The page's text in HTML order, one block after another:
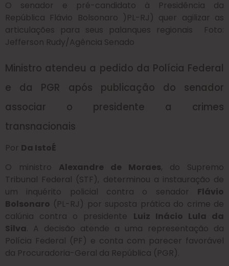
O senador e pré-candidato à Presidência da
República Flávio Bolsonaro )PL-RJ) quer agilizar as
articulações para seus palanques regionais Foto:
Jefferson Rudy/Agência Senado
Ministro atendeu a pedido da Polícia Federal
e da PGR após publicação do senador
associar o presidente a crimes
transnacionais
Por Da IstoÉ
O ministro Alexandre de Moraes, do Supremo
Tribunal Federal (STF), determinou a instauração de
um inquérito policial contra o senador Flávio
Bolsonaro (PL-RJ) por suposta prática do crime de
calúnia contra o presidente Luiz Inácio Lula da
Silva. A decisão atende a uma representação da
Polícia Federal (PF) e conta com parecer favorável
da Procuradoria-Geral da República (PGR).